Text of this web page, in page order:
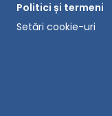
Politici și termeni
Setări cookie-uri